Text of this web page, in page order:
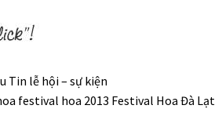
Tin lễ hội – sự kiện
festival hoa 2013 Festival Hoa Đà Lạt